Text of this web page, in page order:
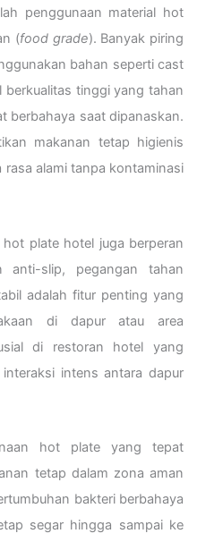
penggunaan material hot
(food grade). Banyak piring
bahan seperti cast
berkualitas tinggi yang tahan
berbahaya saat dipanaskan.
makanan tetap higienis
alami tanpa kontaminasi
plate hotel juga berperan
anti-slip, pegangan tahan
adalah fitur penting yang
di dapur atau area
di restoran hotel yang
intens antara dapur
hot plate yang tepat
tetap dalam zona aman
bakteri berbahaya
segar hingga sampai ke